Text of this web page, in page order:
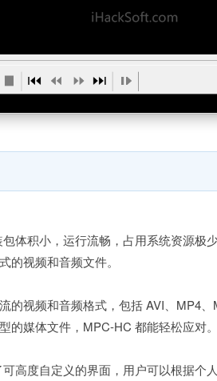
积小，运行流畅，占用系统资源极
的视频和音频文件。
视频和音频格式，包括 AVI、MP4、
的媒体文件，MPC-HC 都能轻松应对。
度自定义的界面，用户可以根据个人